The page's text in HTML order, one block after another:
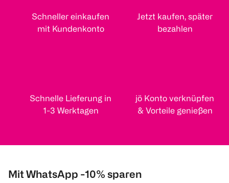
Schneller einkaufen
mit Kundenkonto
Jetzt kaufen, später
bezahlen
Schnelle Lieferung in
1-3 Werktagen
jö Konto verknüpfen
& Vorteile genießen
Mit WhatsApp -10% sparen